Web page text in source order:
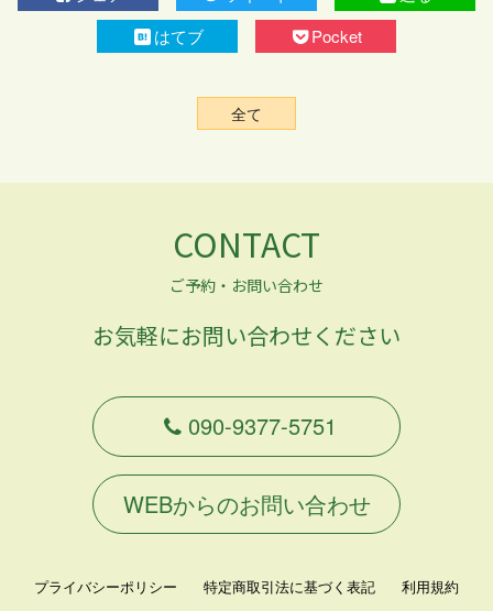
はてブ
Pocket
全て
CONTACT
ご予約・お問い合わせ
お気軽にお問い合わせください
090-9377-5751
WEBからのお問い合わせ
プライバシーポリシー 特定商取引法に基づく表記 利用規約